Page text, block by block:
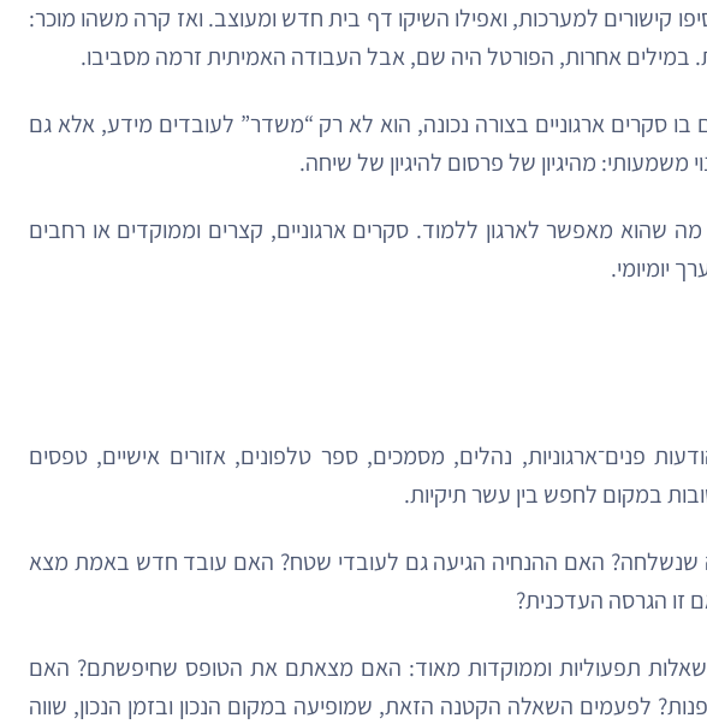
קישורים למערכות, ואפילו השיקו דף בית חדש ומעוצב. ואז קרה משהו מוכר:
סקרים ארגוניים בצורה נכונה, הוא לא רק “משדר” לעובדים מידע, אלא גם
מהיגיון של פרסום להיגיון של שיחה.
מאפשר לארגון ללמוד. סקרים ארגוניים, קצרים וממוקדים או רחבים
יומיומי.
פנים־ארגוניות, נהלים, מסמכים, ספר טלפונים, אזורים אישיים, טפסים
במקום לחפש בין עשר תיקיות.
שנשלחה? האם ההנחיה הגיעה גם לעובדי שטח? האם עובד חדש באמת מצא
זו הגרסה העדכנית?
שאלות תפעוליות וממוקדות מאוד: האם מצאתם את הטופס שחיפשתם? האם
לפעמים השאלה הקטנה הזאת, שמופיעה במקום הנכון ובזמן הנכון, שווה